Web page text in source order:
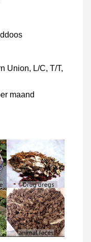
Union, L/C, T/T,
maand